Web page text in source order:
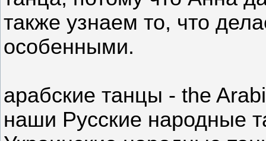
также узнаем то, что
особенными.
арабские танцы - the
наши Русские народные